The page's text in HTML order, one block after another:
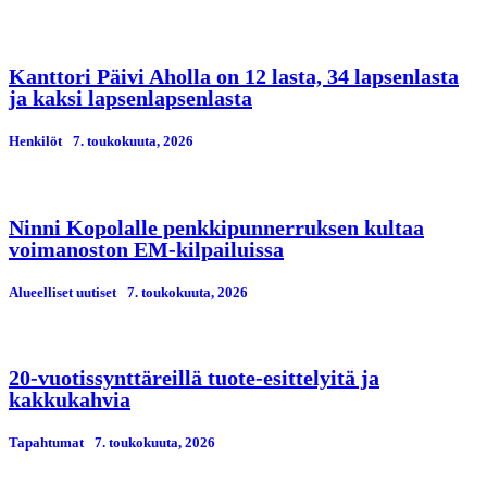
Kanttori Päivi Aholla on 12 lasta, 34 lapsenlasta
ja kaksi lapsenlapsenlasta
Henkilöt 7. toukokuuta, 2026
Ninni Kopolalle penkkipunnerruksen kultaa
voimanoston EM-kilpailuissa
Alueelliset uutiset 7. toukokuuta, 2026
20-vuotissynttäreillä tuote-esittelyitä ja
kakkukahvia
Tapahtumat 7. toukokuuta, 2026